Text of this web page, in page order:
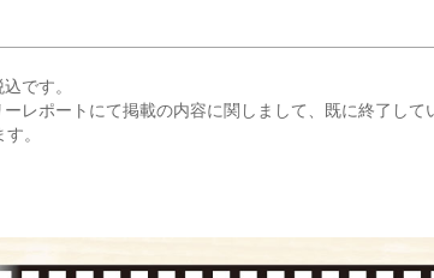
です。
レポートにて掲載の内容に関しまして、既に終了し
。